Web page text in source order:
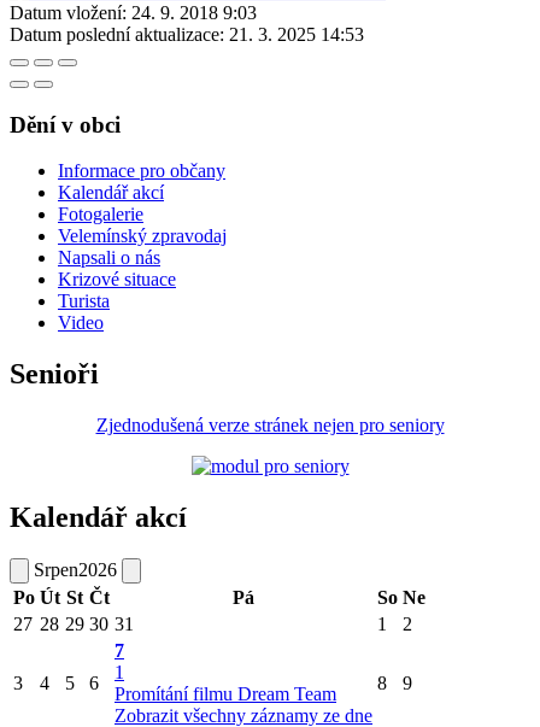
Datum vložení: 24. 9. 2018 9:03
Datum poslední aktualizace: 21. 3. 2025 14:53
Dění v obci
Informace pro občany
Kalendář akcí
Fotogalerie
Velemínský zpravodaj
Napsali o nás
Krizové situace
Turista
Video
Senioři
Zjednodušená verze stránek nejen pro seniory
Kalendář akcí
Srpen2026
Po Út St Čt Pá So Ne
27 28 29 30 31 1 2
3 4 5 6
7
1
Promítání filmu Dream Team
Zobrazit všechny záznamy ze dne
8 9